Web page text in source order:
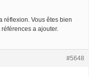
réflexion. Vous êtes bien
a ajouter.
#5648